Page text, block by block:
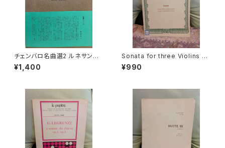
チェンバロ名曲選2 ルネサンス
からロココまで【編集：野村満
男】出版：東京コレギウム 199
¥1,400
Sonata for three Violins an
d Basso continuo【著者：GA
BRIELI】出版社：BÄRENREITE
¥990